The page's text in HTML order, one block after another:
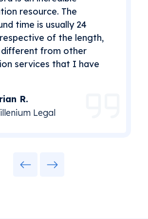
resource. The
time is usually 24
of the length,
different from other
services that I have
R.
Legal